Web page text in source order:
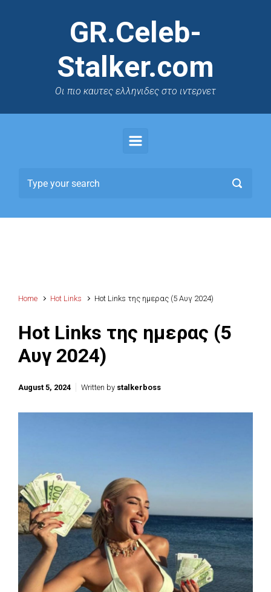
GR.Celeb-
Stalker.com
Oι πιο καυτες ελληνιδες στο ιντερνετ
Home Hot Links Hot Links της ημερας (5 Αυγ 2024)
Hot Links της ημερας (5
Αυγ 2024)
August 5, 2024 Written by stalkerboss